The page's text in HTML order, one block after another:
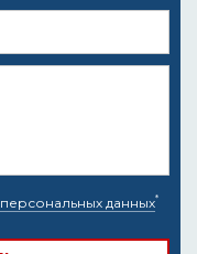
данных*